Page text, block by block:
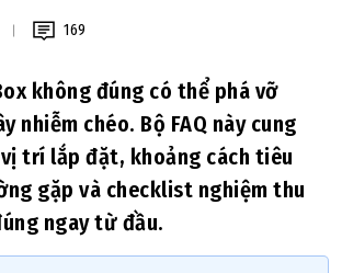
169
không đúng có thể phá vỡ
nhiễm chéo. Bộ FAQ này cung
trí lắp đặt, khoảng cách tiêu
gặp và checklist nghiệm thu
ngay từ đầu.